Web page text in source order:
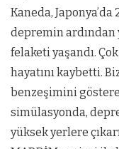
Kaneda, Japonya’da
depremin ardından
felaketi yaşandı.
hayatını kaybetti.
benzeşimini
simülasyonda,
yüksek yerlere